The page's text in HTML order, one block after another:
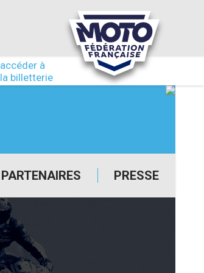
PARTENAIRES PRESSE
accéder à
la billetterie
NEVERS MAGNY-COURS (58)
du 24/09/2026 au 27/09/2026